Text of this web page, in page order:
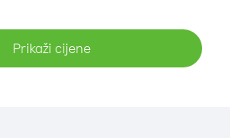
Prikaži cijene